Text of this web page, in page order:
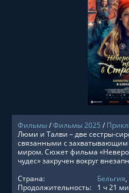
Фильмы/Фильмы 2025 /
Люми и Талви – две сестры-
связанными с
миром. Сюжет фильма
чудес» закручен вокруг
Страна:
Бельгия,
Продолжительность:
1 ч 21